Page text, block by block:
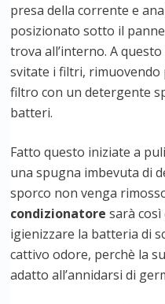
presa della corrente e
posizionato sotto il
trova all’interno. A
svitate i filtri, rimuovendo
filtro con un detergente
batteri.
Fatto questo iniziate a
una spugna imbevuta di
sporco non venga
condizionatore sarà
igienizzare la batteria di
cattivo odore, perchè la
adatto all’annidarsi di